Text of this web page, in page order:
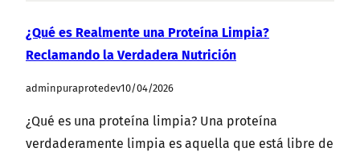
¿Qué es Realmente una Proteína Limpia?
Reclamando la Verdadera Nutrición
adminpuraprotedev10/04/2026
¿Qué es una proteína limpia? Una proteína
verdaderamente limpia es aquella que está libre de